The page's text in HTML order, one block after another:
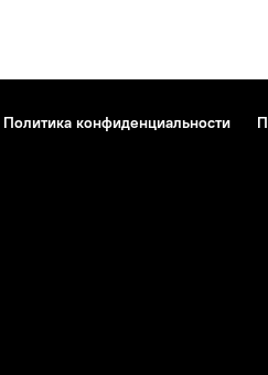
Политика конфиденциальности